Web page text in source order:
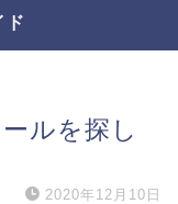
ド
ルを探し
2020年12月10日